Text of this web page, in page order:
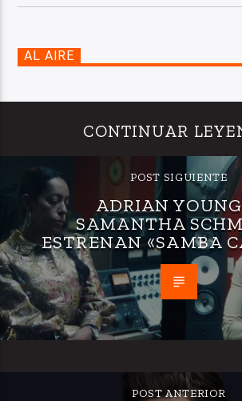
AL AIRE
CONTINUAR
POST SIGUIENTE
ADRIAN
SAMANTHA
ESTRENAN «SAMBA
POST ANTERIOR